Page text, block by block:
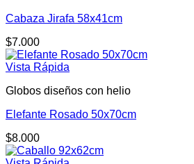
Cabaza Jirafa 58x41cm
$7.000
Vista Rápida
Globos diseños con helio
Elefante Rosado 50x70cm
$8.000